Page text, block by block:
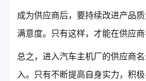
成为供应商后，要持续改进产品
满意度。只有这样，才能在供应
总之，进入汽车主机厂的供应商
入。只有不断提高自身实力，积